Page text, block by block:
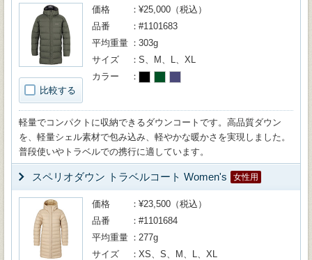
比較する
価格
¥25,000（税込）
品番
#1101683
平均重量
303g
サイズ
S、M、L、XL
カラー
軽量でコンパクトに収納できるダウンコートです。高品質ダウン
を、軽量シェル素材で包み込み、軽やかな暖かさを実現しました。
普段使いやトラベルでの携行に適しています。
スペリオダウン トラベルコート Women's 女性用
価格
¥23,500（税込）
品番
#1101684
平均重量
277g
サイズ
XS、S、M、L、XL